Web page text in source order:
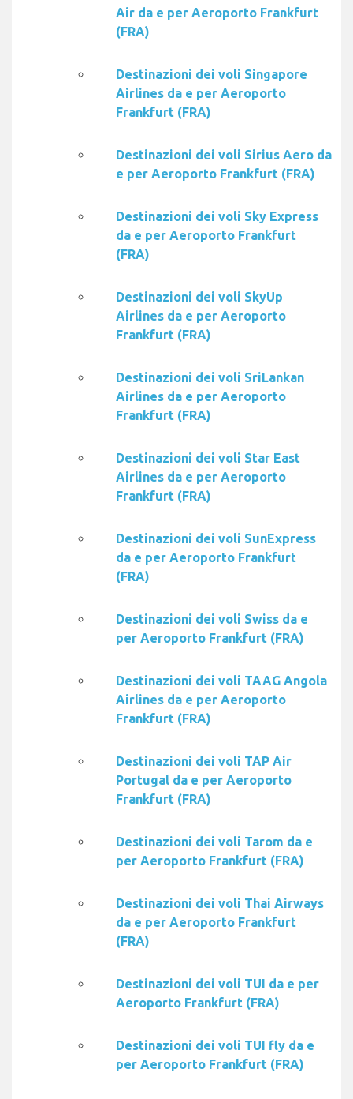
Air da e per Aeroporto Frankfurt
(FRA)
Destinazioni dei voli Singapore
Airlines da e per Aeroporto
Frankfurt (FRA)
Destinazioni dei voli Sirius Aero da
e per Aeroporto Frankfurt (FRA)
Destinazioni dei voli Sky Express
da e per Aeroporto Frankfurt
(FRA)
Destinazioni dei voli SkyUp
Airlines da e per Aeroporto
Frankfurt (FRA)
Destinazioni dei voli SriLankan
Airlines da e per Aeroporto
Frankfurt (FRA)
Destinazioni dei voli Star East
Airlines da e per Aeroporto
Frankfurt (FRA)
Destinazioni dei voli SunExpress
da e per Aeroporto Frankfurt
(FRA)
Destinazioni dei voli Swiss da e
per Aeroporto Frankfurt (FRA)
Destinazioni dei voli TAAG Angola
Airlines da e per Aeroporto
Frankfurt (FRA)
Destinazioni dei voli TAP Air
Portugal da e per Aeroporto
Frankfurt (FRA)
Destinazioni dei voli Tarom da e
per Aeroporto Frankfurt (FRA)
Destinazioni dei voli Thai Airways
da e per Aeroporto Frankfurt
(FRA)
Destinazioni dei voli TUI da e per
Aeroporto Frankfurt (FRA)
Destinazioni dei voli TUI fly da e
per Aeroporto Frankfurt (FRA)